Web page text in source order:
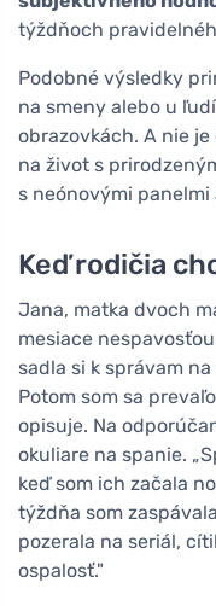
týždňoch
Podobné výsledky
na smeny alebo u
obrazovkách. A nie je
na život s
s neónovými panelmi
Keď rodičia
Jana, matka dvoch
mesiace
sadla si k správam
Potom som sa
opisuje. Na
okuliare na spanie.
keď som ich začala
týždňa som
pozerala na seriál,
ospalosť."